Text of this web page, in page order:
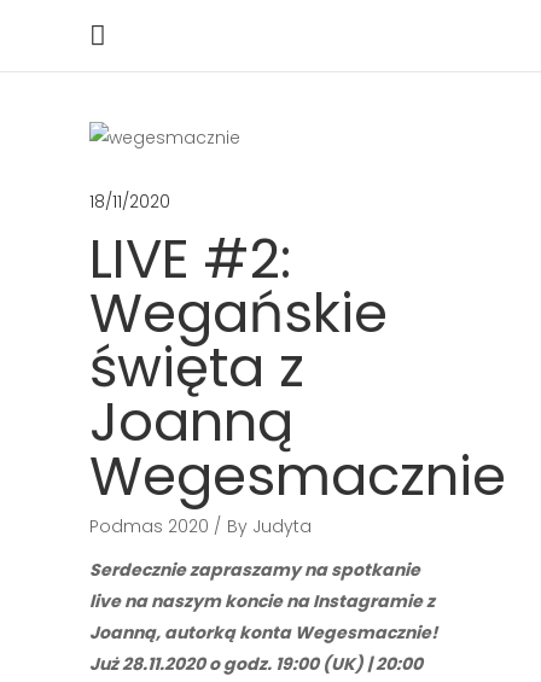
18/11/2020
LIVE #2:
Wegańskie
święta z
Joanną
Wegesmacznie
Podmas 2020 By Judyta
Serdecznie zapraszamy na spotkanie
live na naszym koncie na Instagramie z
Joanną, autorką konta Wegesmacznie!
Już 28.11.2020 o godz. 19:00 (UK) | 20:00